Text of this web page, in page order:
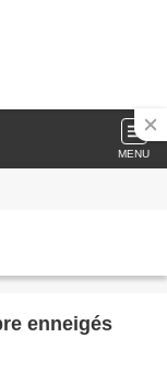
MENU
enneigés